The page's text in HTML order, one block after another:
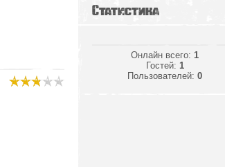
Статистика
Онлайн всего: 1
Гостей: 1
Пользователей: 0